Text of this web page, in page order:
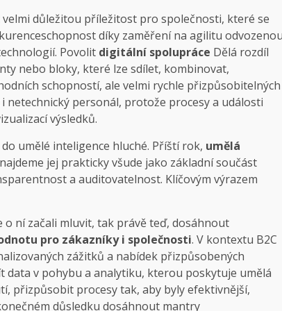
důležitou příležitost pro společnosti, které se
díky zaměření na agilitu
Povolit digitální spolupráce Dělá rozdíl
nebo bloky, které lze sdílet, kombinovat,
schopností, ale velmi rychle přizpůsobitelných
netechnický personál, protože procesy a události
výsledků.
umělé inteligence hluché. Příští rok, umělá
jej prakticky všude jako základní součást
a auditovatelnost. Klíčovým výrazem
o ní začali mluvit, tak právě teď, dosáhnout
pro zákazníky i společnosti. V kontextu B2C
zážitků a nabídek přizpůsobených
data v pohybu a analytiku, kterou poskytuje umělá
přizpůsobit procesy tak, aby byly efektivnější,
důsledku dosáhnout mantry